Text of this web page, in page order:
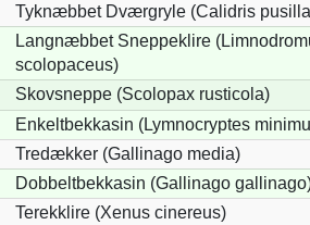
Tyknæbbet Dværgryle (Calidris
Langnæbbet Sneppeklire
scolopaceus)
Skovsneppe (Scolopax rusticola)
Enkeltbekkasin (Lymnocryptes
Tredækker (Gallinago media)
Dobbeltbekkasin (Gallinago
Terekklire (Xenus cinereus)